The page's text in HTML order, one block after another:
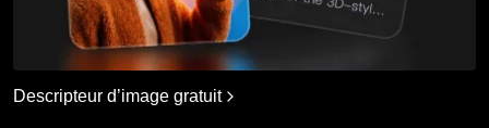
Descripteur d’image gratuit